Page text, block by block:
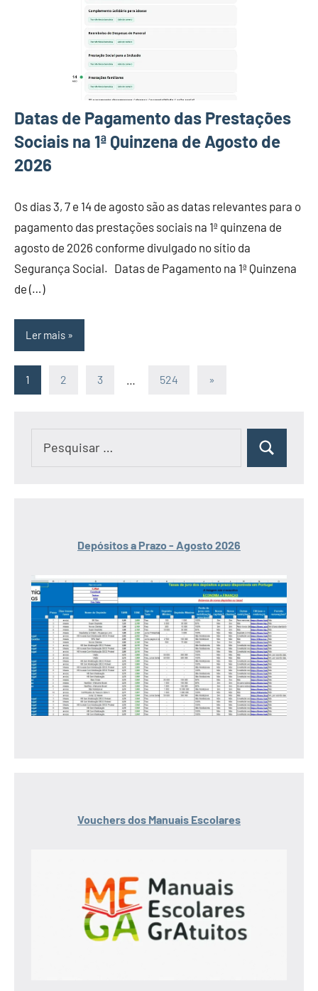
Datas de Pagamento das Prestações
Sociais na 1ª Quinzena de Agosto de
2026
Os dias 3, 7 e 14 de agosto são as datas relevantes para o
pagamento das prestações sociais na 1ª quinzena de
agosto de 2026 conforme divulgado no sítio da
Segurança Social. Datas de Pagamento na 1ª Quinzena
de (…)
Ler mais
Paginação
conteúdos
1 2 3 524
Artigos
»
Pesquisar
Depósitos a Prazo - Agosto 2026
Vouchers dos Manuais Escolares